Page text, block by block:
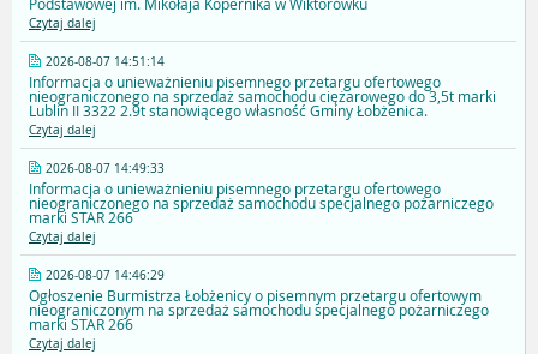
Podstawowej im. Mikołaja Kopernika w Wiktorówku
Czytaj dalej
2026-08-07 14:51:14
Informacja o unieważnieniu pisemnego przetargu ofertowego
nieograniczonego na sprzedaż samochodu ciężarowego do 3,5t marki
Lublin II 3322 2.9t stanowiącego własność Gminy Łobżenica.
Czytaj dalej
2026-08-07 14:49:33
Informacja o unieważnieniu pisemnego przetargu ofertowego
nieograniczonego na sprzedaż samochodu specjalnego pożarniczego
marki STAR 266
Czytaj dalej
2026-08-07 14:46:29
Ogłoszenie Burmistrza Łobżenicy o pisemnym przetargu ofertowym
nieograniczonym na sprzedaż samochodu specjalnego pożarniczego
marki STAR 266
Czytaj dalej